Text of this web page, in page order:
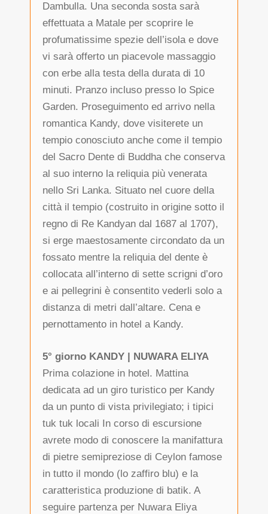
Dambulla. Una seconda sosta sarà
effettuata a Matale per scoprire le
profumatissime spezie dell’isola e dove
vi sarà offerto un piacevole massaggio
con erbe alla testa della durata di 10
minuti. Pranzo incluso presso lo Spice
Garden. Proseguimento ed arrivo nella
romantica Kandy, dove visiterete un
tempio conosciuto anche come il tempio
del Sacro Dente di Buddha che conserva
al suo interno la reliquia più venerata
nello Sri Lanka. Situato nel cuore della
città il tempio (costruito in origine sotto il
regno di Re Kandyan dal 1687 al 1707),
si erge maestosamente circondato da un
fossato mentre la reliquia del dente è
collocata all’interno di sette scrigni d’oro
e ai pellegrini è consentito vederli solo a
distanza di metri dall’altare. Cena e
pernottamento in hotel a Kandy.
5° giorno KANDY | NUWARA ELIYA
Prima colazione in hotel. Mattina
dedicata ad un giro turistico per Kandy
da un punto di vista privilegiato; i tipici
tuk tuk locali In corso di escursione
avrete modo di conoscere la manifattura
di pietre semipreziose di Ceylon famose
in tutto il mondo (lo zaffiro blu) e la
caratteristica produzione di batik. A
seguire partenza per Nuwara Eliya